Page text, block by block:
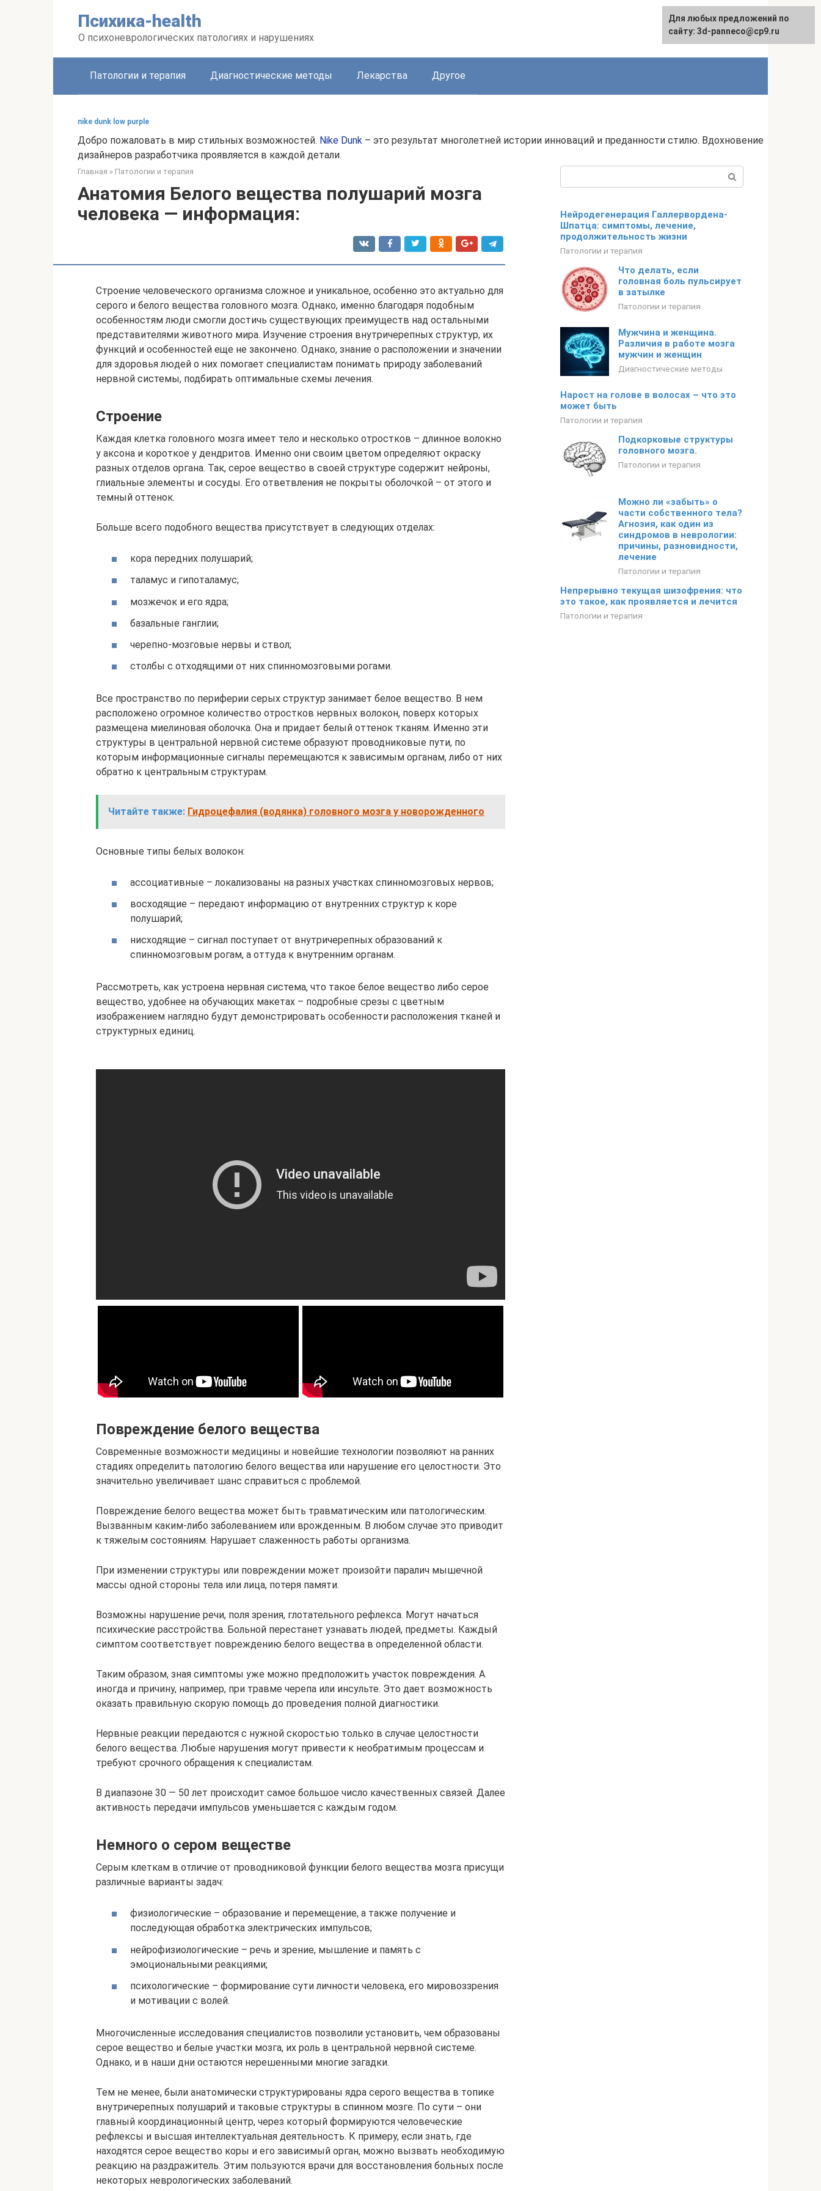
Психика-health
О психоневрологических патологиях и нарушениях
Патологии и терапия Диагностические методы Лекарства Другое
nike dunk low purple
Добро пожаловать в мир стильных возможностей. Nike Dunk – это результат многолетней истории инноваций и преданности стилю. Вдохновение
дизайнеров разработчика проявляется в каждой детали.
Главная » Патологии и терапия
Анатомия Белого вещества полушарий мозга
человека — информация:
Строение человеческого организма сложное и уникальное, особенно это актуально для
серого и белого вещества головного мозга. Однако, именно благодаря подобным
особенностям люди смогли достичь существующих преимуществ над остальными
представителями животного мира. Изучение строения внутричерепных структур, их
функций и особенностей еще не закончено. Однако, знание о расположении и значении
для здоровья людей о них помогает специалистам понимать природу заболеваний
нервной системы, подбирать оптимальные схемы лечения.
Строение
Каждая клетка головного мозга имеет тело и несколько отростков – длинное волокно
у аксона и короткое у дендритов. Именно они своим цветом определяют окраску
разных отделов органа. Так, серое вещество в своей структуре содержит нейроны,
глиальные элементы и сосуды. Его ответвления не покрыты оболочкой – от этого и
темный оттенок.
Больше всего подобного вещества присутствует в следующих отделах:
кора передних полушарий;
таламус и гипоталамус;
мозжечок и его ядра;
базальные ганглии;
черепно-мозговые нервы и ствол;
столбы с отходящими от них спинномозговыми рогами.
Все пространство по периферии серых структур занимает белое вещество. В нем
расположено огромное количество отростков нервных волокон, поверх которых
размещена миелиновая оболочка. Она и придает белый оттенок тканям. Именно эти
структуры в центральной нервной системе образуют проводниковые пути, по
которым информационные сигналы перемещаются к зависимым органам, либо от них
обратно к центральным структурам.
Читайте также: Гидроцефалия (водянка) головного мозга у новорожденного
Основные типы белых волокон:
ассоциативные – локализованы на разных участках спинномозговых нервов;
восходящие – передают информацию от внутренних структур к коре
полушарий;
нисходящие – сигнал поступает от внутричерепных образований к
спинномозговым рогам, а оттуда к внутренним органам.
Рассмотреть, как устроена нервная система, что такое белое вещество либо серое
вещество, удобнее на обучающих макетах – подробные срезы с цветным
изображением наглядно будут демонстрировать особенности расположения тканей и
структурных единиц.
Повреждение белого вещества
Современные возможности медицины и новейшие технологии позволяют на ранних
стадиях определить патологию белого вещества или нарушение его целостности. Это
значительно увеличивает шанс справиться с проблемой.
Повреждение белого вещества может быть травматическим или патологическим.
Вызванным каким-либо заболеванием или врожденным. В любом случае это приводит
к тяжелым состояниям. Нарушает слаженность работы организма.
При изменении структуры или повреждении может произойти паралич мышечной
массы одной стороны тела или лица, потеря памяти.
Возможны нарушение речи, поля зрения, глотательного рефлекса. Могут начаться
психические расстройства. Больной перестанет узнавать людей, предметы. Каждый
симптом соответствует повреждению белого вещества в определенной области.
Таким образом, зная симптомы уже можно предположить участок повреждения. А
иногда и причину, например, при травме черепа или инсульте. Это дает возможность
оказать правильную скорую помощь до проведения полной диагностики.
Нервные реакции передаются с нужной скоростью только в случае целостности
белого вещества. Любые нарушения могут привести к необратимым процессам и
требуют срочного обращения к специалистам.
В диапазоне 30 — 50 лет происходит самое большое число качественных связей. Далее
активность передачи импульсов уменьшается с каждым годом.
Немного о сером веществе
Серым клеткам в отличие от проводниковой функции белого вещества мозга присущи
различные варианты задач:
физиологические – образование и перемещение, а также получение и
последующая обработка электрических импульсов;
нейрофизиологические – речь и зрение, мышление и память с
эмоциональными реакциями;
психологические – формирование сути личности человека, его мировоззрения
и мотивации с волей.
Многочисленные исследования специалистов позволили установить, чем образованы
серое вещество и белые участки мозга, их роль в центральной нервной системе.
Однако, и в наши дни остаются нерешенными многие загадки.
Тем не менее, были анатомически структурированы ядра серого вещества в топике
внутричерепных полушарий и таковые структуры в спинном мозге. По сути – они
главный координационный центр, через который формируются человеческие
рефлексы и высшая интеллектуальная деятельность. К примеру, если знать, где
находятся серое вещество коры и его зависимый орган, можно вызвать необходимую
реакцию на раздражитель. Этим пользуются врачи для восстановления больных после
некоторых неврологических заболеваний.
Нейродегенерация Галлервордена-
Шпатца: симптомы, лечение,
продолжительность жизни
Патологии и терапия
Что делать, если
головная боль пульсирует
в затылке
Патологии и терапия
Мужчина и женщина.
Различия в работе мозга
мужчин и женщин
Диагностические методы
Нарост на голове в волосах – что это
может быть
Патологии и терапия
Подкорковые структуры
головного мозга.
Патологии и терапия
Можно ли «забыть» о
части собственного тела?
Агнозия, как один из
синдромов в неврологии:
причины, разновидности,
лечение
Патологии и терапия
Непрерывно текущая шизофрения: что
это такое, как проявляется и лечится
Патологии и терапия
Для любых предложений по
сайту: 3d-panneco@cp9.ru